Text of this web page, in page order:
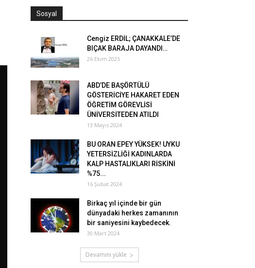
Sosyal
Cengiz ERDİL; ÇANAKKALE’DE
BIÇAK BARAJA DAYANDI…
26 Ekim 2025
ABD’DE BAŞÖRTÜLÜ
GÖSTERİCİYE HAKARET EDEN
ÖĞRETİM GÖREVLİSİ
ÜNİVERSİTEDEN ATILDI
13 Mayıs 2024
BU ORAN EPEY YÜKSEK! UYKU
YETERSİZLİĞİ KADINLARDA
KALP HASTALIKLARI RİSKİNİ
%75...
16 Şubat 2024
Birkaç yıl içinde bir gün
dünyadaki herkes zamanının
bir saniyesini kaybedecek.
30 Mart 2024
Devamını yükle